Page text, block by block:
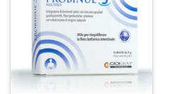
Aggiungi
alla lista
dei
desideri